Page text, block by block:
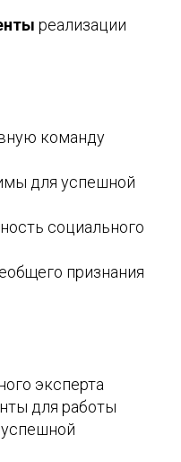
реализации
команду
для успешной
социального
признания
эксперта
для работы